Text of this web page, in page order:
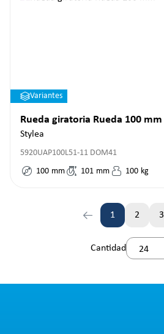
Variantes
Rueda giratoria Rueda 100 mm
Stylea
5920UAP100L51-11 DOM41
100 mm 101 mm 100 kg
Página
1 2 3
Cantidad